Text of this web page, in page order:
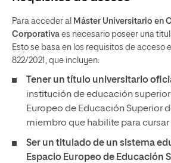
Para acceder al Máster Universitario en
Corporativa es necesario poseer una
Esto se basa en los requisitos de acceso
822/2021, que incluyen:
Tener un título universitario
institución de educación
Europeo de Educación Superior
miembro que habilite para
Ser un titulado de un sistema
Espacio Europeo de Educación